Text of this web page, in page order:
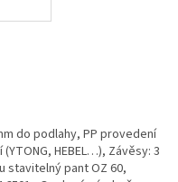
do podlahy, PP provedení
HEBEL…), Závěsy: 3
stavitelný pant OZ 60,